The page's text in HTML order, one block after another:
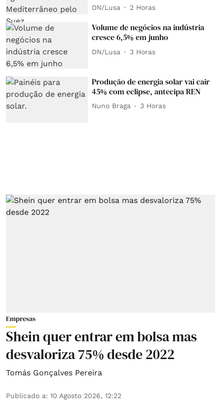
DN/Lusa 2 Horas
Volume de negócios na indústria
cresce 6,5% em junho
DN/Lusa 3 Horas
Produção de energia solar vai cair
45% com eclipse, antecipa REN
Nuno Braga 3 Horas
Empresas
Shein quer entrar em bolsa mas
desvaloriza 75% desde 2022
Tomás Gonçalves Pereira
Publicado a: 10 Agosto 2026, 12:22